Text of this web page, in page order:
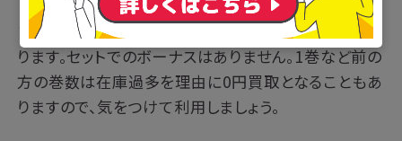
また、漫画を売る場合ははあくまで単品での買取とな
ります。セットでのボーナスはありません。1巻など前の
方の巻数は在庫過多を理由に0円買取となることもあ
りますので、気をつけて利用しましょう。